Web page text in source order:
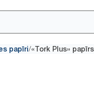
papīri/«Tork Plus»